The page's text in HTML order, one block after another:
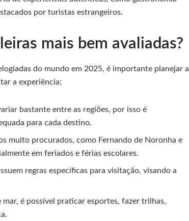
por turistas estrangeiros.
mais bem avaliadas?
do mundo em 2025, é importante planejar a
a experiência:
bastante entre as regiões, por isso é
para cada destino.
muito procurados, como Fernando de Noronha e
em feriados e férias escolares.
regras específicas para visitação, visando a
mar, é possível praticar esportes, fazer trilhas,